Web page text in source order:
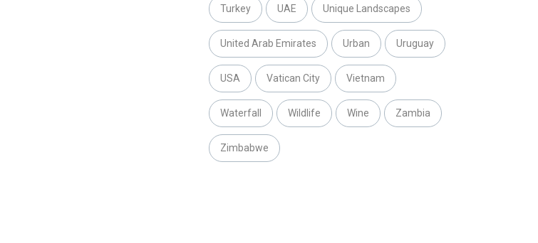
Turkey UAE Unique Landscapes
United Arab Emirates Urban Uruguay
USA Vatican City Vietnam
Waterfall Wildlife Wine Zambia
Zimbabwe